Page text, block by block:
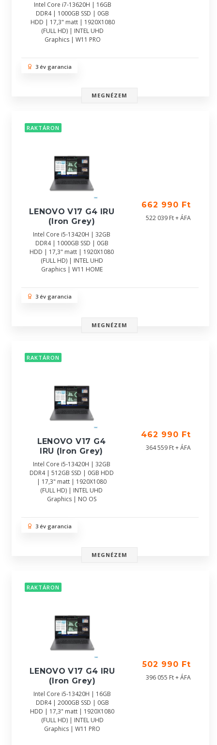
Intel Core i7-13620H | 16GB
DDR4 | 1000GB SSD | 0GB
HDD | 17,3" matt | 1920X1080
(FULL HD) | INTEL UHD
Graphics | W11 PRO
3 év garancia
MEGNÉZEM
RAKTÁRON
LENOVO V17 G4 IRU
(Iron Grey)
Intel Core i5-13420H | 32GB
DDR4 | 1000GB SSD | 0GB
HDD | 17,3" matt | 1920X1080
(FULL HD) | INTEL UHD
Graphics | W11 HOME
662 990 Ft
522 039 Ft + ÁFA
3 év garancia
MEGNÉZEM
RAKTÁRON
LENOVO V17 G4
IRU (Iron Grey)
Intel Core i5-13420H | 32GB
DDR4 | 512GB SSD | 0GB HDD
| 17,3" matt | 1920X1080
(FULL HD) | INTEL UHD
Graphics | NO OS
462 990 Ft
364 559 Ft + ÁFA
3 év garancia
MEGNÉZEM
RAKTÁRON
LENOVO V17 G4 IRU
(Iron Grey)
Intel Core i5-13420H | 16GB
DDR4 | 2000GB SSD | 0GB
HDD | 17,3" matt | 1920X1080
(FULL HD) | INTEL UHD
Graphics | W11 PRO
502 990 Ft
396 055 Ft + ÁFA